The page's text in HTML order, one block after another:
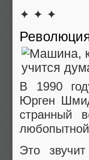
✦ ✦ ✦
В 1990
Юрген
странный
Это